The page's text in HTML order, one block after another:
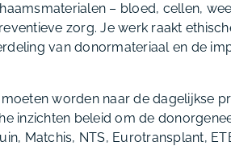
– bloed, cellen,
zorg. Je werk raakt
van donormateriaal en de
worden naar de dagelijkse
inzichten beleid om de
Matchis, NTS, Eurotransplant,